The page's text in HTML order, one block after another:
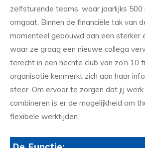
zelfsturende teams, waar jaarlijks 500
omgaat. Binnen de financiële tak van
momenteel gebouwd aan een sterker
waar ze graag een nieuwe collega
terecht in een hechte club van zo’n 10
organisatie kenmerkt zich aan haar
sfeer. Om ervoor te zorgen dat jij
combineren is er de mogelijkheid om
flexibele werktijden.